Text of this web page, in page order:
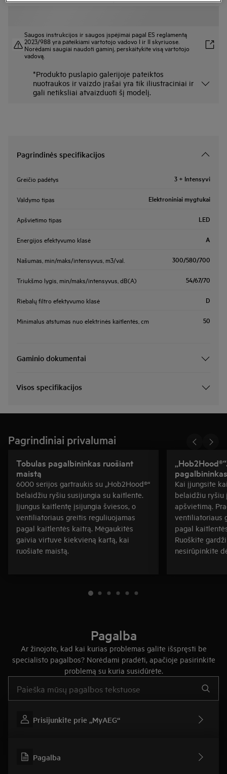
Saugos instrukcijos ir saugos įspėjimai pagal ES reglamentą
2023/988 yra pateikiami vartotojo vadovo I ir II skyriuose.
Norėdami saugiai naudoti gaminį, perskaitykite visą vartotojo
vadovą.
*Produkto puslapio galerijoje pateiktos
nuotraukos ir vaizdo įrašai yra tik iliustraciniai ir
gali netiksliai atvaizduoti šį modelį.
Pagrindinės specifikacijos
Greičio padėtys 3 + Intensyvi
Valdymo tipas Elektroniniai mygtukai
Apšvietimo tipas LED
Energijos efektyvumo klasė A
Našumas, min/maks/intensyvus, m3/val. 300/580/700
Triukšmo lygis, min/maks/intensyvus, dB(A) 54/67/70
Riebalų filtro efektyvumo klasė D
Minimalus atstumas nuo elektrinės kaitlentės, cm 50
Gaminio dokumentai
Visos specifikacijos
Pagrindiniai privalumai
Tobulas pagalbininkas ruošiant
maistą
6000 serijos gartraukis su „Hob2Hood®“
belaidžiu ryšiu susijungia su kaitlente.
Įjungus kaitlentę įsijungia šviesos, o
ventiliatoriaus greitis reguliuojamas
pagal kaitlentės kaitrą. Mėgaukitės
gaivia virtuve kiekvieną kartą, kai
ruošiate maistą.
Kai įjungsite
belaidžiu ryšiu
apšvietimą.
ventiliatoriaus
pagal
Ruoškite
nesirūpinkite
Pagalba
Ar žinojote, kad kai kurias problemas galite išspręsti be
specialisto pagalbos? Norėdami pradėti, apačioje pasirinkite
problemą su kuria susidūrėte.
Prisijunkite prie „MyAEG“
Pagalba